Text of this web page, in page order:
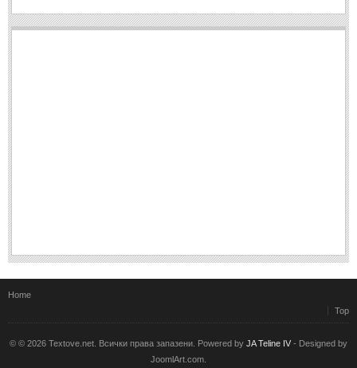
Home
Top
© © 2026 Textove.net. Всички права запазени. Powered by JA Teline IV - Designed by
JoomlArt.com.